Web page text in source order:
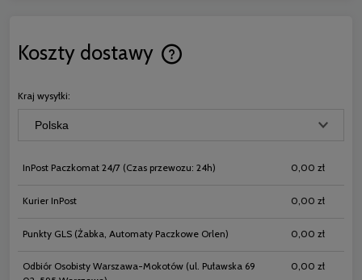
Koszty dostawy
Cena nie zawiera ewentualnych
Kraj wysyłki:
InPost Paczkomat 24/7 (Czas przewozu: 24h) 0,00 zł
Kurier InPost 0,00 zł
Punkty GLS (Żabka, Automaty Paczkowe Orlen) 0,00 zł
Odbiór Osobisty Warszawa-Mokotów (ul. Puławska 69
0,00 zł